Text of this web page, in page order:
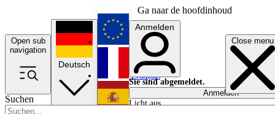
Ga naar de hoofdinhoud
Open sub
navigation
Close menu
Suchen
Deutsch
English
Français
Anmelden
Sie sind abgemeldet.
Anmelden
Licht aus